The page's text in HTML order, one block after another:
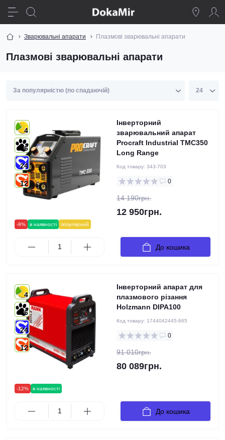
Зварювальні апарати Плазмові зварювальні апарати
Плазмові зварювальні апарати
-9% в наявності популярний
4
6
24
12
Інверторний
зварювальний апарат
Procraft Industrial TMC350
Long Range
Код товару: 343-703
0
14 190грн.
12 950грн.
До кошика
-12% в наявності
4
6
24
12
Інверторний апарат для
плазмового різання
Holzmann DIPA100
Код товару: 1744042445-665
0
91 010грн.
80 089грн.
До кошика